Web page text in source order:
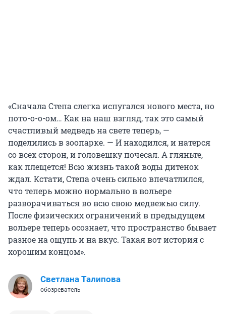
«Сначала Степа слегка испугался нового места, но
пото-о-о-ом… Как на наш взгляд, так это самый
счастливый медведь на свете теперь, —
поделились в зоопарке. — И находился, и натерся
со всех сторон, и головешку почесал. А гляньте,
как плещется! Всю жизнь такой воды дитенок
ждал. Кстати, Степа очень сильно впечатлился,
что теперь можно нормально в вольере
разворачиваться во всю свою медвежью силу.
После физических ограничений в предыдущем
вольере теперь осознает, что пространство бывает
разное на ощупь и на вкус. Такая вот история с
хорошим концом».
Светлана Талипова
обозреватель